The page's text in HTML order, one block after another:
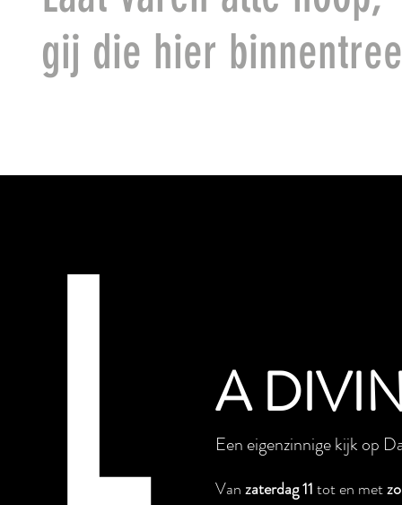
gij die hier
L A
Een eigenzinnige kijk op
Vanzaterdag 11tot en met